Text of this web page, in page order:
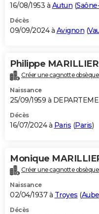
16/08/1953 à Autun (
Décès
09/09/2024 à Avignon (
Philippe MARILLIER
Créer une cagnotte
Naissance
25/09/1959 à
Décès
16/07/2024 à Paris (Paris)
Monique
Créer une cagnotte
Naissance
02/04/1937 à Troyes (Aube
Décès